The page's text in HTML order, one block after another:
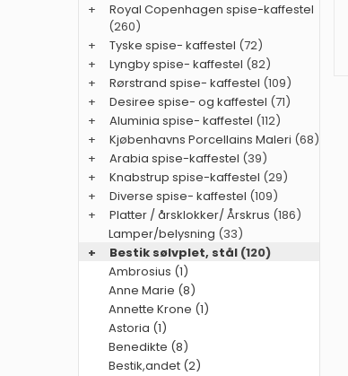
+
Royal Copenhagen spise-kaffestel
(260)
+
Tyske spise- kaffestel (72)
+
Lyngby spise- kaffestel (82)
+
Rørstrand spise- kaffestel (109)
+
Desiree spise- og kaffestel (71)
+
Aluminia spise- kaffestel (112)
+
Kjøbenhavns Porcellains Maleri (68)
+
Arabia spise-kaffestel (39)
+
Knabstrup spise-kaffestel (29)
+
Diverse spise- kaffestel (109)
+
Platter / årsklokker/ Årskrus (186)
Lamper/belysning (33)
+
Bestik sølvplet, stål (120)
Ambrosius (1)
Anne Marie (8)
Annette Krone (1)
Astoria (1)
Benedikte (8)
Bestik,andet (2)